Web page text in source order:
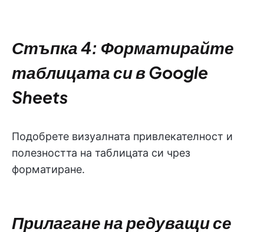
Стъпка 4: Форматирайте
таблицата си в Google
Sheets
Подобрете визуалната привлекателност и
полезността на таблицата си чрез
форматиране.
Прилагане на редуващи се